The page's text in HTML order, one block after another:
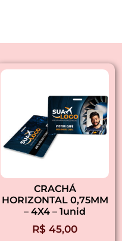
CRACHÁ
HORIZONTAL 0,75MM
– 4X4 – 1unid
R$ 45,00